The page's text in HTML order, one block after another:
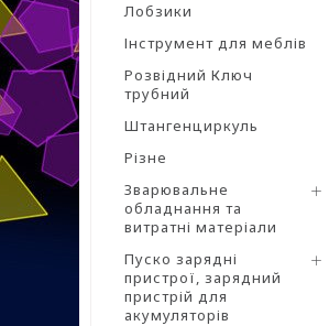
Лобзики
Інструмент для меблів
Розвідний Ключ
трубний
Штангенциркуль
Різне
Зварювальне
обладнання та
витратні матеріали
Пуско зарядні
пристрої, зарядний
пристрій для
акумуляторів